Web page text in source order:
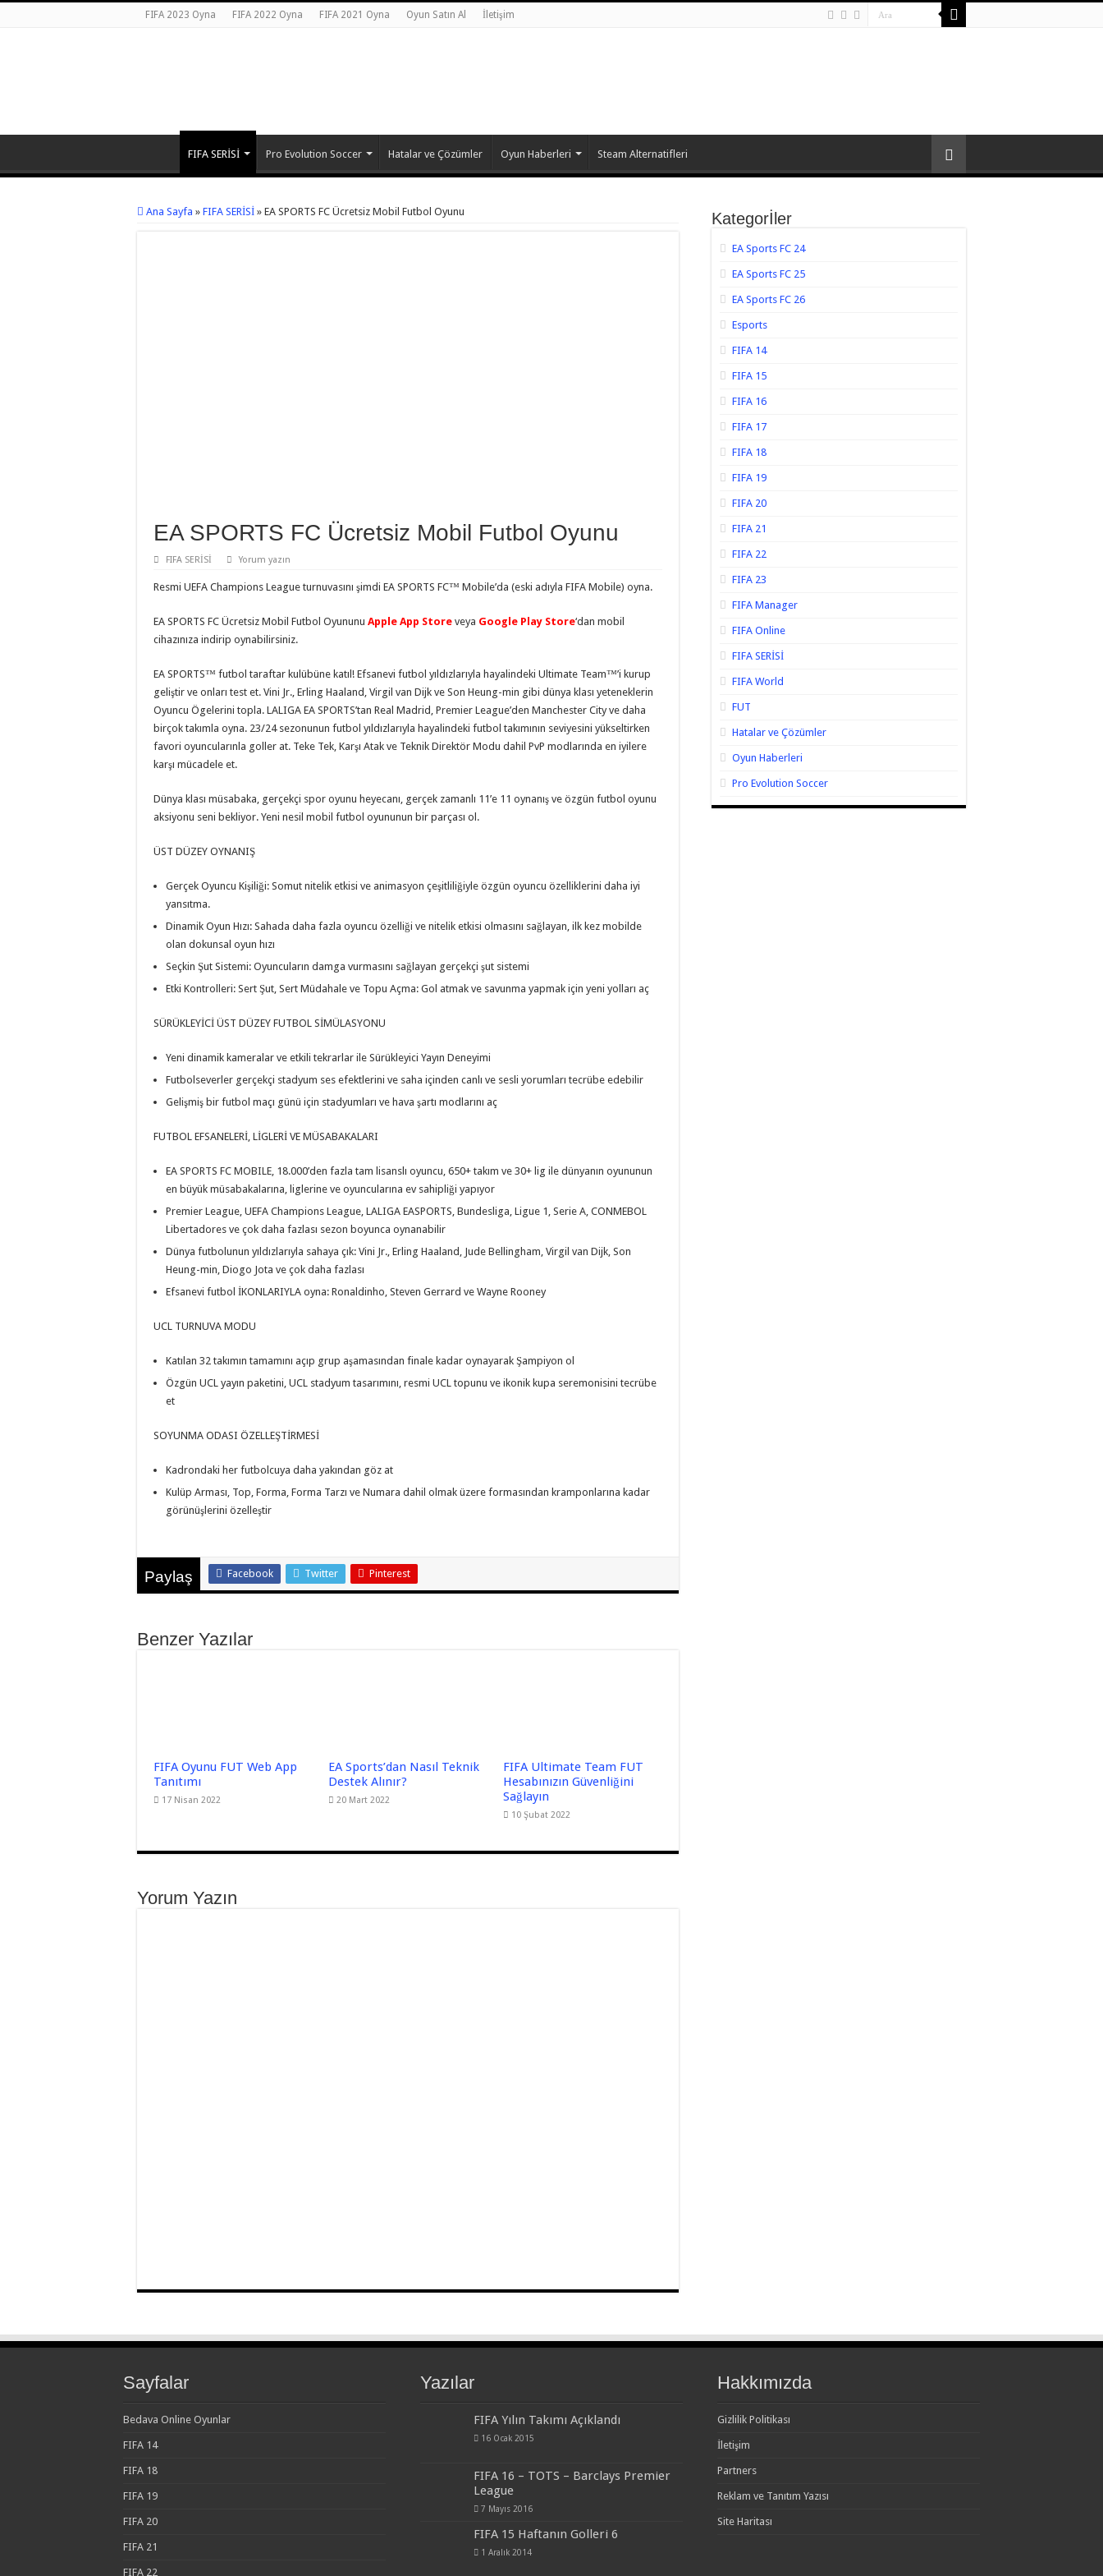
FIFA 2023 Oyna FIFA 2022 Oyna FIFA 2021 Oyna Oyun Satın Al İletişim
FIFA SERİSİ Pro Evolution Soccer Hatalar ve Çözümler Oyun Haberleri Steam Alternatifleri
Ana Sayfa » FIFA SERİSİ » EA SPORTS FC Ücretsiz Mobil Futbol Oyunu
EA SPORTS FC Ücretsiz Mobil Futbol Oyunu
FIFA SERİSİ Yorum yazın
Resmi UEFA Champions League turnuvasını şimdi EA SPORTS FC™ Mobile’da (eski adıyla FIFA Mobile) oyna.
EA SPORTS FC Ücretsiz Mobil Futbol Oyununu Apple App Store veya Google Play Store‘dan mobil
cihazınıza indirip oynabilirsiniz.
EA SPORTS™ futbol taraftar kulübüne katıl! Efsanevi futbol yıldızlarıyla hayalindeki Ultimate Team™’i kurup
geliştir ve onları test et. Vini Jr., Erling Haaland, Virgil van Dijk ve Son Heung-min gibi dünya klası yeteneklerin
Oyuncu Ögelerini topla. LALIGA EA SPORTS’tan Real Madrid, Premier League’den Manchester City ve daha
birçok takımla oyna. 23/24 sezonunun futbol yıldızlarıyla hayalindeki futbol takımının seviyesini yükseltirken
favori oyuncularınla goller at. Teke Tek, Karşı Atak ve Teknik Direktör Modu dahil PvP modlarında en iyilere
karşı mücadele et.
Dünya klası müsabaka, gerçekçi spor oyunu heyecanı, gerçek zamanlı 11’e 11 oynanış ve özgün futbol oyunu
aksiyonu seni bekliyor. Yeni nesil mobil futbol oyununun bir parçası ol.
ÜST DÜZEY OYNANIŞ
Gerçek Oyuncu Kişiliği: Somut nitelik etkisi ve animasyon çeşitliliğiyle özgün oyuncu özelliklerini daha iyi
yansıtma.
Dinamik Oyun Hızı: Sahada daha fazla oyuncu özelliği ve nitelik etkisi olmasını sağlayan, ilk kez mobilde
olan dokunsal oyun hızı
Seçkin Şut Sistemi: Oyuncuların damga vurmasını sağlayan gerçekçi şut sistemi
Etki Kontrolleri: Sert Şut, Sert Müdahale ve Topu Açma: Gol atmak ve savunma yapmak için yeni yolları aç
SÜRÜKLEYİCİ ÜST DÜZEY FUTBOL SİMÜLASYONU
Yeni dinamik kameralar ve etkili tekrarlar ile Sürükleyici Yayın Deneyimi
Futbolseverler gerçekçi stadyum ses efektlerini ve saha içinden canlı ve sesli yorumları tecrübe edebilir
Gelişmiş bir futbol maçı günü için stadyumları ve hava şartı modlarını aç
FUTBOL EFSANELERİ, LİGLERİ VE MÜSABAKALARI
EA SPORTS FC MOBILE, 18.000’den fazla tam lisanslı oyuncu, 650+ takım ve 30+ lig ile dünyanın oyununun
en büyük müsabakalarına, liglerine ve oyuncularına ev sahipliği yapıyor
Premier League, UEFA Champions League, LALIGA EASPORTS, Bundesliga, Ligue 1, Serie A, CONMEBOL
Libertadores ve çok daha fazlası sezon boyunca oynanabilir
Dünya futbolunun yıldızlarıyla sahaya çık: Vini Jr., Erling Haaland, Jude Bellingham, Virgil van Dijk, Son
Heung-min, Diogo Jota ve çok daha fazlası
Efsanevi futbol İKONLARIYLA oyna: Ronaldinho, Steven Gerrard ve Wayne Rooney
UCL TURNUVA MODU
Katılan 32 takımın tamamını açıp grup aşamasından finale kadar oynayarak Şampiyon ol
Özgün UCL yayın paketini, UCL stadyum tasarımını, resmi UCL topunu ve ikonik kupa seremonisini tecrübe
et
SOYUNMA ODASI ÖZELLEŞTİRMESİ
Kadrondaki her futbolcuya daha yakından göz at
Kulüp Arması, Top, Forma, Forma Tarzı ve Numara dahil olmak üzere formasından kramponlarına kadar
görünüşlerini özelleştir
Paylaş Facebook Twitter Pinterest
Benzer Yazılar
FIFA Oyunu FUT Web App
Tanıtımı
17 Nisan 2022
EA Sports’dan Nasıl Teknik
Destek Alınır?
20 Mart 2022
FIFA Ultimate Team FUT
Hesabınızın Güvenliğini
Sağlayın
10 Şubat 2022
Yorum Yazın
Kategorİler
EA Sports FC 24
EA Sports FC 25
EA Sports FC 26
Esports
FIFA 14
FIFA 15
FIFA 16
FIFA 17
FIFA 18
FIFA 19
FIFA 20
FIFA 21
FIFA 22
FIFA 23
FIFA Manager
FIFA Online
FIFA SERİSİ
FIFA World
FUT
Hatalar ve Çözümler
Oyun Haberleri
Pro Evolution Soccer
Sayfalar
Bedava Online Oyunlar
FIFA 14
FIFA 18
FIFA 19
FIFA 20
FIFA 21
FIFA 22
Yazılar
FIFA Yılın Takımı Açıklandı
16 Ocak 2015
FIFA 16 – TOTS – Barclays Premier
League
7 Mayıs 2016
FIFA 15 Haftanın Golleri 6
1 Aralık 2014
Hakkımızda
Gizlilik Politikası
İletişim
Partners
Reklam ve Tanıtım Yazısı
Site Haritası